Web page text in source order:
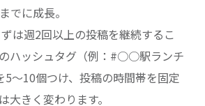
でに成長。
ずは週2回以上の投稿を継続するこ
ハッシュタグ（例：#○○駅ランチ
10個つけ、投稿の時間帯を固定
大きく変わります。